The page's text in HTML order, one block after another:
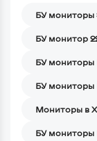
БУ мониторы
БУ монитор
БУ мониторы
БУ мониторы
Мониторы в
БУ мониторы